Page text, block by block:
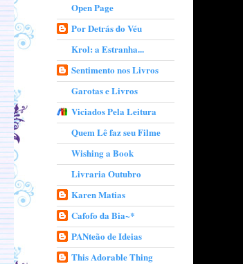
Open Page
Por Detrás do Véu
Krol: a Estranha...
Sentimento nos Livros
Garotas e Livros
Viciados Pela Leitura
Quem Lê faz seu Filme
Wishing a Book
Livraria Outubro
Karen Matias
Cafofo da Bia~*
PANteão de Ideias
This Adorable Thing